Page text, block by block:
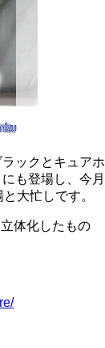
ックとキュアホ
も登場し、今月
大忙しです。
体化したもの